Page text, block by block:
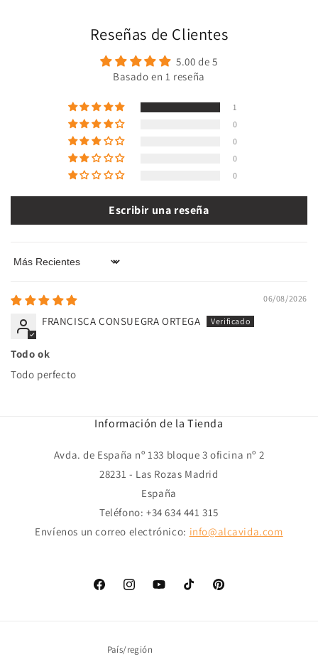
Reseñas de Clientes
5.00 de 5
Basado en 1 reseña
1
0
0
0
0
Escribir una reseña
Sort by
06/08/2026
FRANCISCA CONSUEGRA ORTEGA
Todo ok
Todo perfecto
Información de la Tienda
Avda. de España nº 133 bloque 3 oficina nº 2
28231 - Las Rozas Madrid
España
Teléfono: +34 634 441 315
Envíenos un correo electrónico: info@alcavida.com
FacebookInstagramYouTubeTikTok Pinterest
País/región